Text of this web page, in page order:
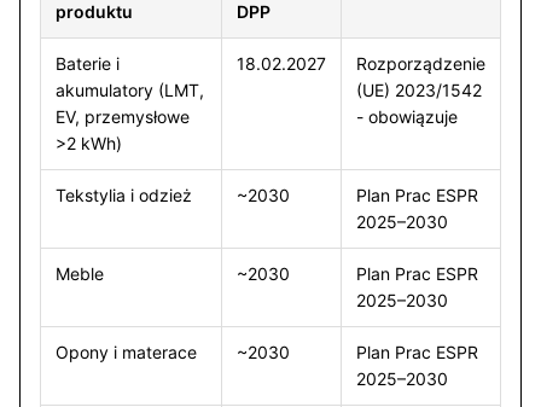
produktu
DPP
Baterie i
akumulatory (LMT,
EV, przemysłowe
>2 kWh)
18.02.2027
Rozporządzenie
(UE) 2023/1542
- obowiązuje
Tekstylia i odzież ~2030
Plan Prac ESPR
2025–2030
Meble ~2030
Plan Prac ESPR
2025–2030
Opony i materace ~2030
Plan Prac ESPR
2025–2030